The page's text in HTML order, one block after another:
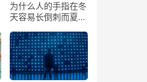
为什么人的手指在冬
天容易长倒刺而夏天